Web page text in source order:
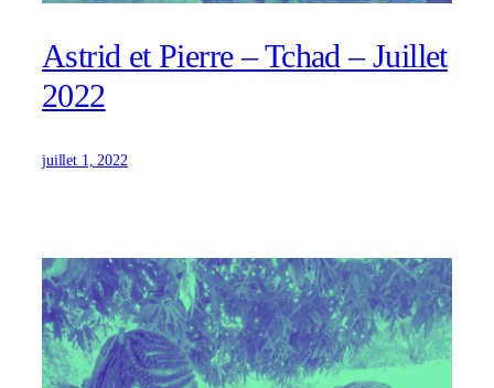
Astrid et Pierre – Tchad – Juillet
2022
juillet 1, 2022